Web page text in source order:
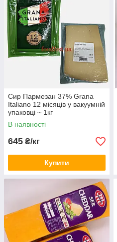
Сир Пармезан 37% Grana
Italiano 12 місяців у вакуумній
упаковці ~ 1кг
В наявності
645 ₴/кг
Купити